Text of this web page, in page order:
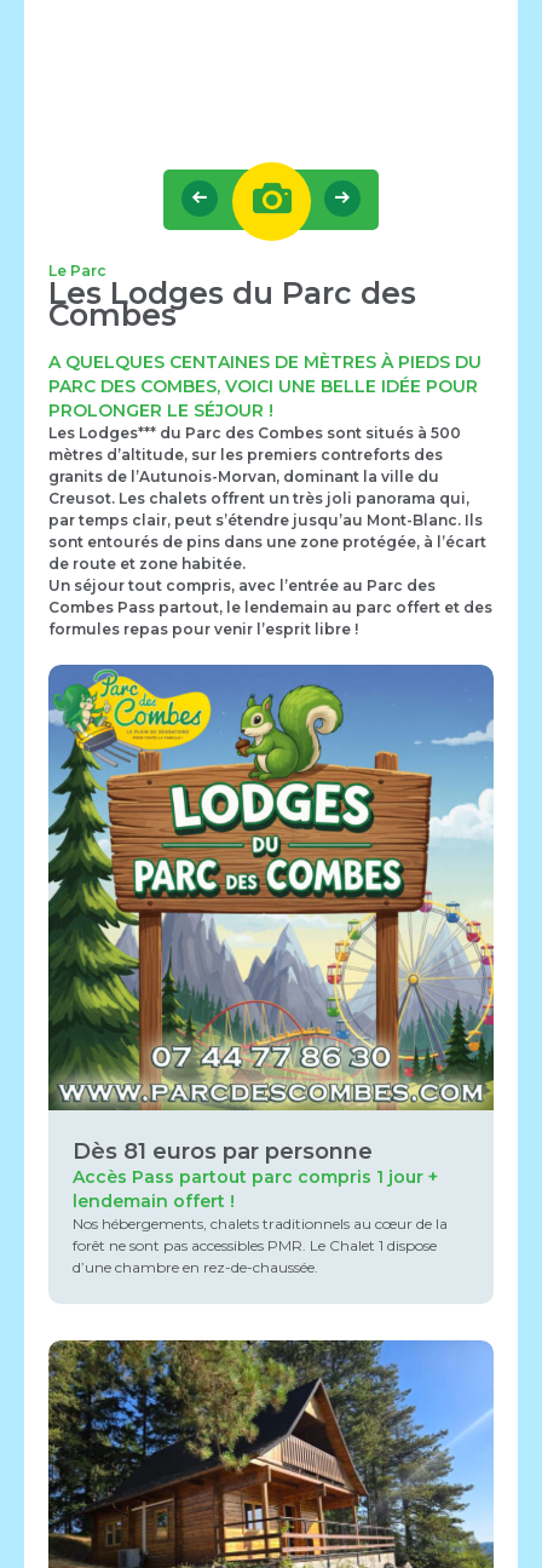
Le Parc
Les Lodges du Parc des
Combes
A QUELQUES CENTAINES DE MÈTRES À PIEDS DU
PARC DES COMBES, VOICI UNE BELLE IDÉE POUR
PROLONGER LE SÉJOUR !
Les Lodges*** du Parc des Combes sont situés à 500
mètres d’altitude, sur les premiers contreforts des
granits de l’Autunois-Morvan, dominant la ville du
Creusot. Les chalets offrent un très joli panorama qui,
par temps clair, peut s’étendre jusqu’au Mont-Blanc. Ils
sont entourés de pins dans une zone protégée, à l’écart
de route et zone habitée.
Un séjour tout compris, avec l’entrée au Parc des
Combes Pass partout, le lendemain au parc offert et des
formules repas pour venir l’esprit libre !
Dès 81 euros par personne
Accès Pass partout parc compris 1 jour +
lendemain offert !
Nos hébergements, chalets traditionnels au cœur de la
forêt ne sont pas accessibles PMR. Le Chalet 1 dispose
d’une chambre en rez-de-chaussée.